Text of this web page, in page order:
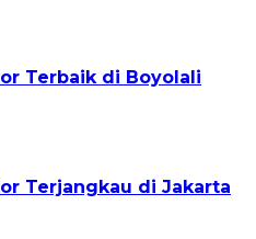
Terbaik di Boyolali
Terjangkau di Jakarta